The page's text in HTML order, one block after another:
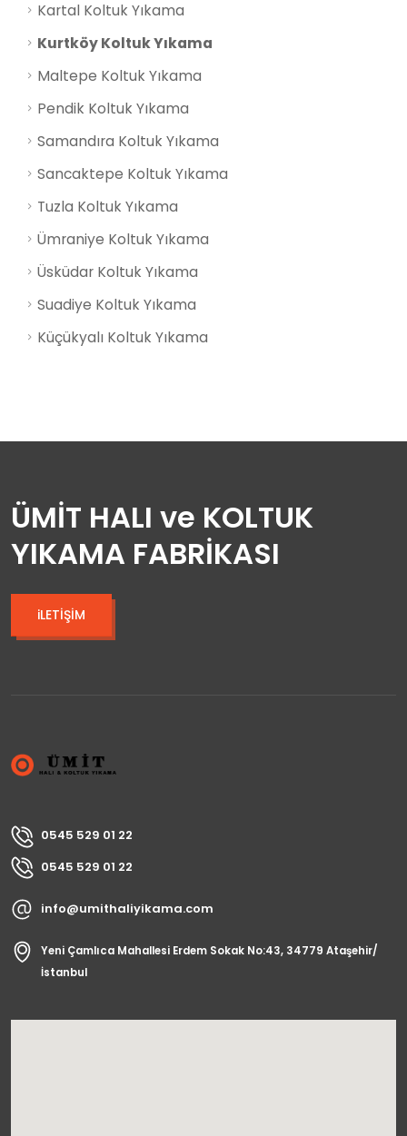
Kartal Koltuk Yıkama
Kurtköy Koltuk Yıkama
Maltepe Koltuk Yıkama
Pendik Koltuk Yıkama
Samandıra Koltuk Yıkama
Sancaktepe Koltuk Yıkama
Tuzla Koltuk Yıkama
Ümraniye Koltuk Yıkama
Üsküdar Koltuk Yıkama
Suadiye Koltuk Yıkama
Küçükyalı Koltuk Yıkama
ÜMİT HALI ve KOLTUK
YIKAMA FABRİKASI
iLETİŞİM
0545 529 01 22
0545 529 01 22
info@umithaliyikama.com
Yeni Çamlıca Mahallesi Erdem Sokak No:43, 34779 Ataşehir/
İstanbul